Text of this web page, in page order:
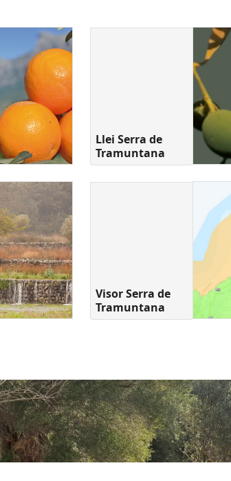
Llei Serra de
Tramuntana
Visor Serra de
Tramuntana